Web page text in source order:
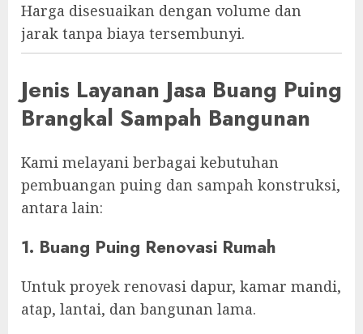
Harga disesuaikan dengan volume dan
jarak tanpa biaya tersembunyi.
Jenis Layanan Jasa Buang Puing
Brangkal Sampah Bangunan
Kami melayani berbagai kebutuhan
pembuangan puing dan sampah konstruksi,
antara lain:
1. Buang Puing Renovasi Rumah
Untuk proyek renovasi dapur, kamar mandi,
atap, lantai, dan bangunan lama.